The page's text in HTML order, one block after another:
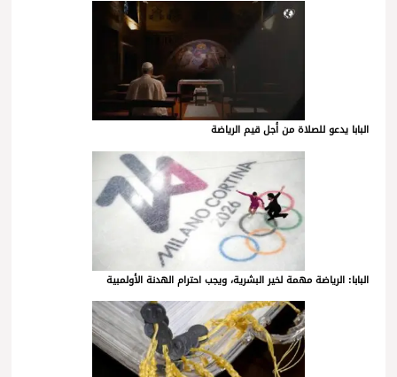
البابا يدعو للصلاة من أجل قيم الرياضة
البابا: الرياضة مهمة لخير البشرية، ويجب احترام الهدنة الأولمبية